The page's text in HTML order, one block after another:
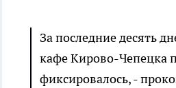
За последние десять
кафе Кирово-Чепецка
фиксировалось, -